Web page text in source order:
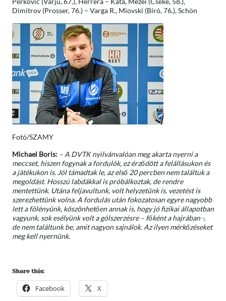
Dimitrov (Prosser, 76.) – Varga R., Miovski (Bíró, 76.), Schön
Fotó/SZAMY
Michael Boris: – A DVTK nyilvánvalóan meg akarta nyerni a
meccset, hiszen fogynak a fordulók, ez érződött a felállásukon és
a játékukon is. Jól támadtak le, az első 20 percben nem találtuk a
megoldást. Hosszú labdákkal is próbálkoztak, de rendre
mentettünk. Utána feljavultunk, volt helyzetünk is, vezetést is
szerezhettünk volna. A fordulás után fokozatosan egyre nagyobb
lett a fölényünk, köszönhetően annak is, hogy jó fizikai állapotban
vagyunk, sok esélyünk volt a gólszerzésre – főként a hajrában -,
de nem találtunk be, amit nagyon sajnálok. Az ilyen mérkőzéseket
meg kell nyernünk.
Share this:
Facebook X